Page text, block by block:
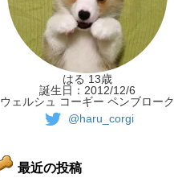
はる 13歳
誕生日：2012/12/6
ウェルシュ コーギー ペンブローク
@haru_corgi
最近の投稿